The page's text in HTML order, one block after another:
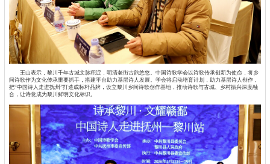
王山表示，黎川千年古城文脉积淀，明清老街古韵悠悠。中国诗歌学会以诗歌传承创新为使命，将乡
间诗歌作为文化传承重要抓手，搭建平台助力基层诗人发展。学会将启动培育计划，助力基层诗人创作，
把“中国诗人走进抚州”打造成标杆品牌，设立黎川乡间诗歌创作基地，推动诗歌与古城、乡村振兴深度融
合，让诗意成为黎川鲜明文化标识。